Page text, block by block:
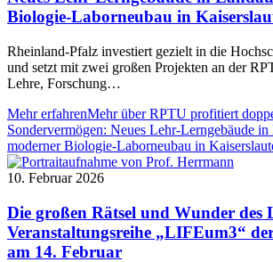
Biologie‑Laborneubau in
Rheinland‑Pfalz investiert gezielt in die
und setzt mit zwei großen Projekten an der
Lehre, Forschung…
Mehr erfahrenMehr über RPTU profitiert
Sondervermögen: Neues Lehr‑Lerngebäude
moderner Biologie‑Laborneubau in
10. Februar 2026
Die großen Rätsel und Wunder des
Veranstaltungsreihe „LIFEum3“
am 14. Februar